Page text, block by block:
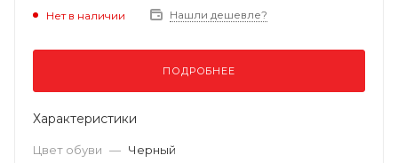
Нет в наличии Нашли дешевле?
ПОДРОБНЕЕ
Характеристики
Цвет обуви — Черный